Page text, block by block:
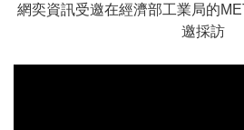
網奕資訊受邀在經濟部工業局的
邀採訪